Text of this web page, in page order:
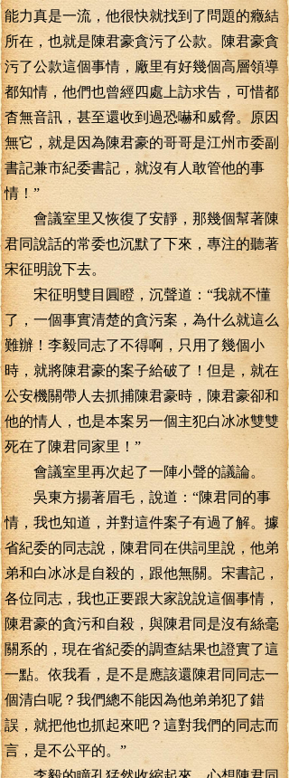
能力真是一流，他很快就找到了問題的癥結
所在，也就是陳君豪貪污了公款。陳君豪貪
污了公款這個事情，廠里有好幾個高層領導
都知情，他們也曾經四處上訪求告，可惜都
杳無音訊，甚至還收到過恐嚇和威脅。原因
無它，就是因為陳君豪的哥哥是江州市委副
書記兼市紀委書記，就沒有人敢管他的事
情！”
會議室里又恢復了安靜，那幾個幫著陳
君同說話的常委也沉默了下來，專注的聽著
宋征明說下去。
宋征明雙目圓瞪，沉聲道：“我就不懂
了，一個事實清楚的貪污案，為什么就這么
難辦！李毅同志了不得啊，只用了幾個小
時，就將陳君豪的案子給破了！但是，就在
公安機關帶人去抓捕陳君豪時，陳君豪卻和
他的情人，也是本案另一個主犯白冰冰雙雙
死在了陳君同家里！”
會議室里再次起了一陣小聲的議論。
吳東方揚著眉毛，說道：“陳君同的事
情，我也知道，并對這件案子有過了解。據
省紀委的同志說，陳君同在供詞里說，他弟
弟和白冰冰是自殺的，跟他無關。宋書記，
各位同志，我也正要跟大家說說這個事情，
陳君豪的貪污和自殺，與陳君同是沒有絲毫
關系的，現在省紀委的調查結果也證實了這
一點。依我看，是不是應該還陳君同同志一
個清白呢？我們總不能因為他弟弟犯了錯
誤，就把他也抓起來吧？這對我們的同志而
言，是不公平的。”